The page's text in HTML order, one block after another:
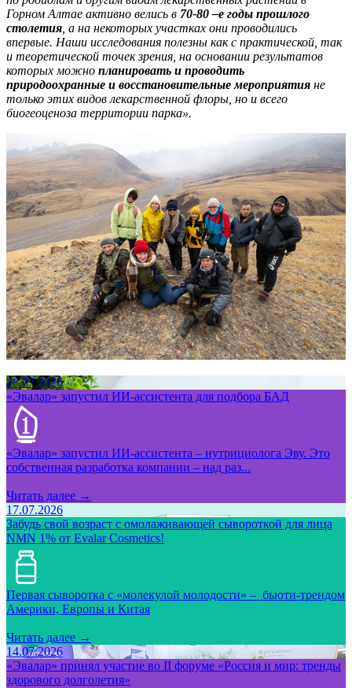
Горном Алтае активно велись в 70-80 –е годы прошлого
столетия , а на некоторых участках они проводились
впервые. Наши исследования полезны как с практической, так
и теоретической точек зрения, на основании результатов
которых можно планировать и проводить
природоохранные и восстановительные мероприятия не
только этих видов лекарственной флоры, но и всего
биогеоценоза территории парка».
28.07.2026
«Эвалар» запустил ИИ-ассистента для подбора БАД
«Эвалар» запустил ИИ-ассистента – нутрициолога Эву. Это
собственная разработка компании – над раз...
Читать далее →
17.07.2026
Забудь свой возраст с омолаживающей сывороткой для лица
NMN 1% от Evalar Cosmetics!
Первая сыворотка с «молекулой молодости» – бьюти-трендом
Америки, Европы и Китая
Читать далее →
14.07.2026
«Эвалар» принял участие во II форуме «Россия и мир: тренды
здорового долголетия»